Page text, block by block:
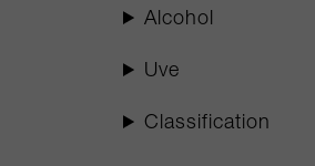
Alcohol
Uve
Classification